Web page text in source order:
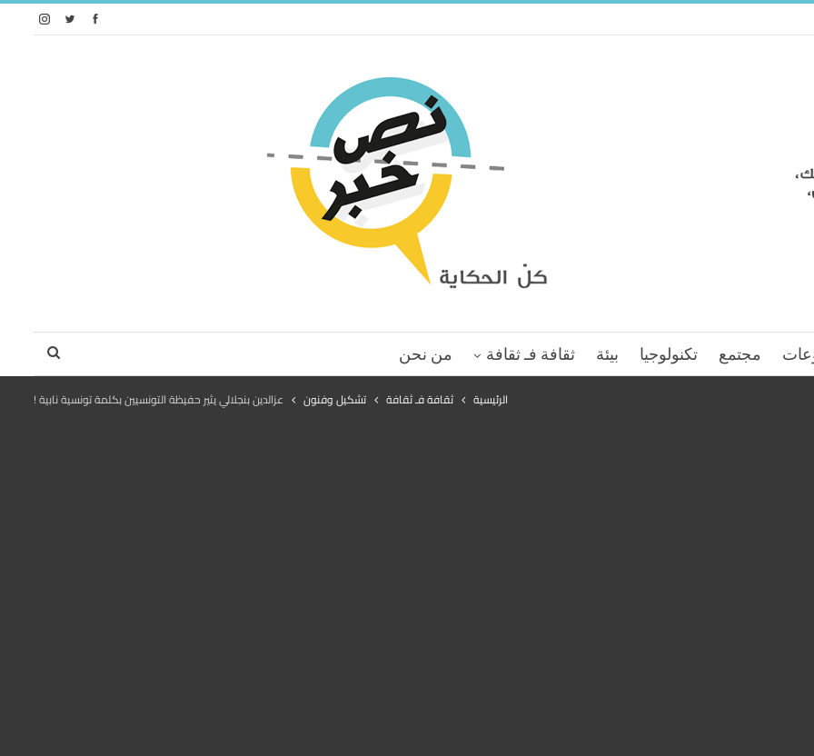
مجتمع تكنولوجيا بيئة ثقافة فـ ثقافة من نحن
الرئيسية ثقافة فـ ثقافة تشكيل وفنون عزالدين بنجلالي يثير حفيظة التونسيين بكلمة تونسية نابية !